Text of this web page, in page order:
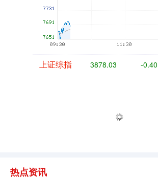
上证综指
热点资讯